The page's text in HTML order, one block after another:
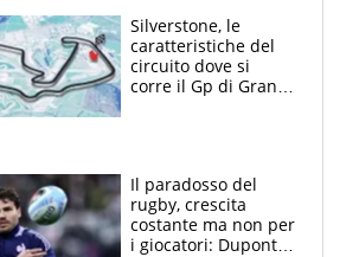
Silverstone, le
caratteristiche del
circuito dove si
corre il Gp di Gran
Il paradosso del
rugby, crescita
costante ma non per
i giocatori: Dupont